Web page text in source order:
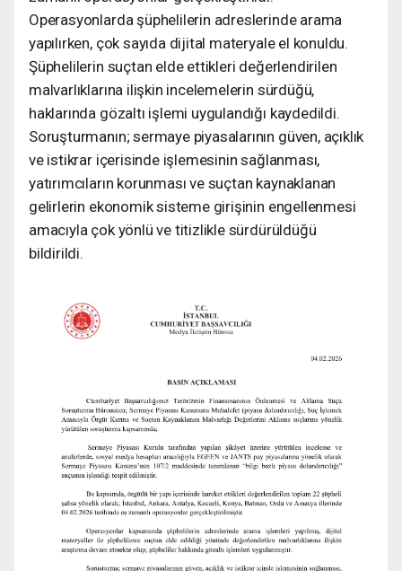
Operasyonlarda şüphelilerin adreslerinde arama
yapılırken, çok sayıda dijital materyale el konuldu.
Şüphelilerin suçtan elde ettikleri değerlendirilen
malvarlıklarına ilişkin incelemelerin sürdüğü,
haklarında gözaltı işlemi uygulandığı kaydedildi.
Soruşturmanın; sermaye piyasalarının güven, açıklık
ve istikrar içerisinde işlemesinin sağlanması,
yatırımcıların korunması ve suçtan kaynaklanan
gelirlerin ekonomik sisteme girişinin engellenmesi
amacıyla çok yönlü ve titizlikle sürdürüldüğü
bildirildi.